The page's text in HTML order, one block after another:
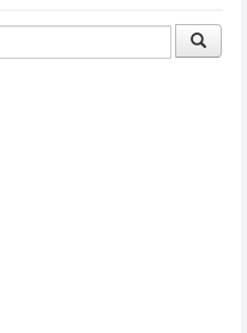
Музыка из сериалов